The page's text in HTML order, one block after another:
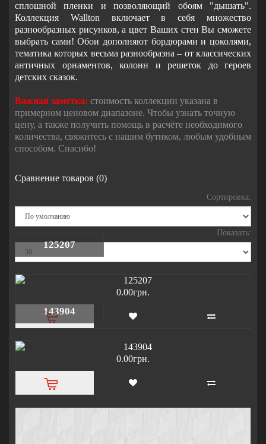
сплошной пленки и позволяющий обоям "дышать".
Коллекция Wallton включает в себя множество
разнообразных рисунков, а цвет Ваших стен Вы сможете
выбрать сами! Обои дополняют бордюрами и цоколями,
тематика которых весьма разнообразна – от классических
античных орнаментов, колонн и решеток до героев
детских сказок.
Важная заметка: стоимость коллекции указана в
примерном ценовом диапазоне. Чтобы узнать точную
цену, а также получить помощь в расчёте необходимого
количества, свяжитесь с нашим бутиком, любым удобным
способом. Спасибо!
Сравнение товаров (0)
Сортировка:
Показать:
125207
0.00грн.
143904
0.00грн.